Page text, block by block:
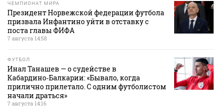
ЧЕМПИОНАТ МИРА
Президент Норвежской федерации футбола
призвала Инфантино уйти в отставку с
поста главы ФИФА
7 августа 14:58
ФУТБОЛ
Инал Танашев — о судействе в
Кабардино‑Балкарии: «Бывало, когда
прилично прилетало. С одним футболистом
начали драться»
7 августа 14:16